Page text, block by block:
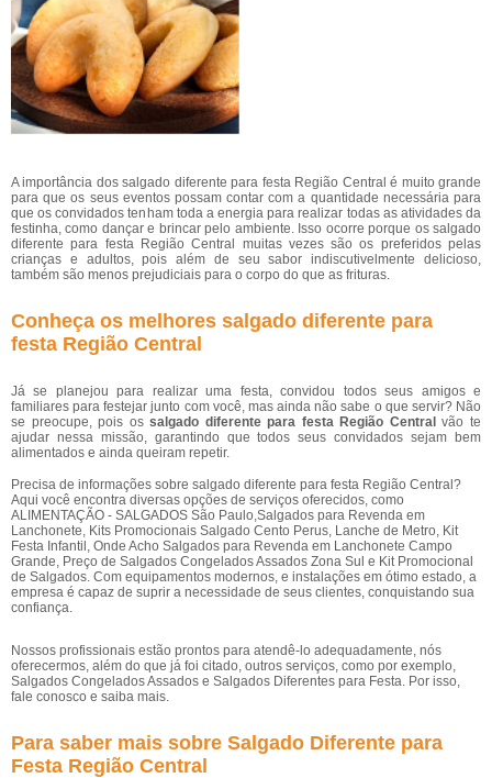
A importância dos salgado diferente para festa Região Central é muito grande
para que os seus eventos possam contar com a quantidade necessária para
que os convidados tenham toda a energia para realizar todas as atividades da
festinha, como dançar e brincar pelo ambiente. Isso ocorre porque os salgado
diferente para festa Região Central muitas vezes são os preferidos pelas
crianças e adultos, pois além de seu sabor indiscutivelmente delicioso,
também são menos prejudiciais para o corpo do que as frituras.
Conheça os melhores salgado diferente para
festa Região Central
Já se planejou para realizar uma festa, convidou todos seus amigos e
familiares para festejar junto com você, mas ainda não sabe o que servir? Não
se preocupe, pois ossalgado diferente para festa Região Central vão te
ajudar nessa missão, garantindo que todos seus convidados sejam bem
alimentados e ainda queiram repetir.
Precisa de informações sobre salgado diferente para festa Região Central?
Aqui você encontra diversas opções de serviços oferecidos, como
ALIMENTAÇÃO - SALGADOS São Paulo,Salgados para Revenda em
Lanchonete, Kits Promocionais Salgado Cento Perus, Lanche de Metro, Kit
Festa Infantil, Onde Acho Salgados para Revenda em Lanchonete Campo
Grande, Preço de Salgados Congelados Assados Zona Sul e Kit Promocional
de Salgados. Com equipamentos modernos, e instalações em ótimo estado, a
empresa é capaz de suprir a necessidade de seus clientes, conquistando sua
confiança.
Nossos profissionais estão prontos para atendê-lo adequadamente, nós
oferecermos, além do que já foi citado, outros serviços, como por exemplo,
Salgados Congelados Assados e Salgados Diferentes para Festa. Por isso,
fale conosco e saiba mais.
Para saber mais sobre Salgado Diferente para
Festa Região Central